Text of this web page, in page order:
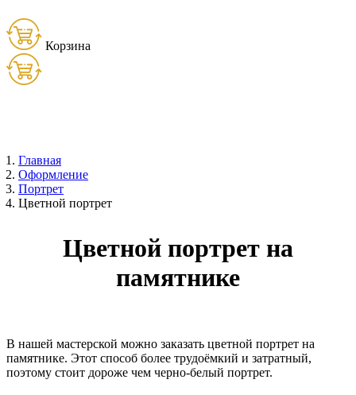
Корзина
Главная
Оформление
Портрет
Цветной портрет
Цветной портрет на
памятнике
В нашей мастерской можно заказать цветной портрет на
памятнике. Этот способ более трудоёмкий и затратный,
поэтому стоит дороже чем черно-белый портрет.